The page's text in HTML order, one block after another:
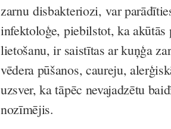
zarnu disbakteriozi, var
infektoloģe, piebilstot, ka
lietošanu, ir saistītas ar kuņģa
vēdera pūšanos, caureju,
uzsver, ka tāpēc nevajadzētu
nozīmējis.